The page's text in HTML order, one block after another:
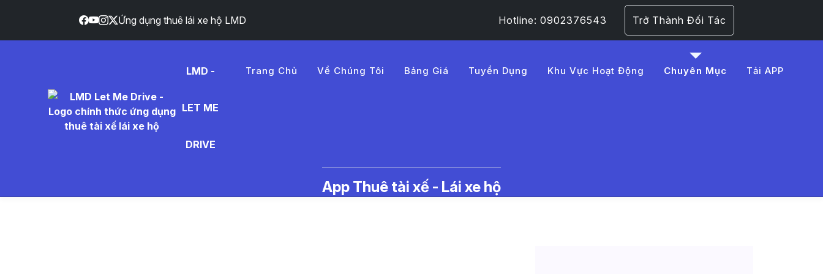
Ứng dụng thuê lái xe hộ LMD Hotline: 0902376543 Trở Thành Đối Tác
LMD -
LET ME
DRIVE
Trang Chủ Về Chúng Tôi Bảng Giá Tuyển Dụng Khu Vực Hoạt Động Chuyên Mục Tải APP
App Thuê tài xế - Lái xe hộ
- Tin Tức Thuê Tài Xế Lái Xe Hộ | LMD - Trang 1​